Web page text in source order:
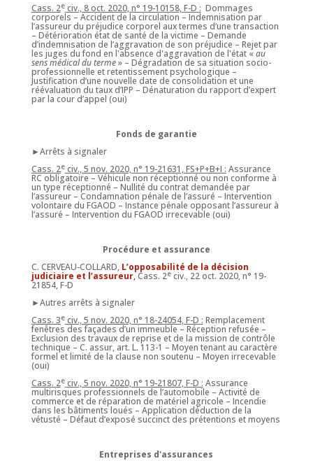
Cass. 2eciv., 8 oct. 2020, n° 19-10158, F-D : Dommages
corporels – Accident de la circulation – Indemnisation par
l’assureur du préjudice corporel aux termes d’une transaction
– Détérioration état de santé de la victime – Demande
d’indemnisation de l’aggravation de son préjudice – Rejet par
les juges du fond en l'absence d'aggravation de l'état «au
sens médical du terme» – Dégradation de sa situation socio-
professionnelle et retentissement psychologique –
Justification d’une nouvelle date de consolidation et une
réévaluation du taux d’IPP – Dénaturation du rapport d’expert
par la cour d’appel (oui)
Fonds de garantie
►Arrêts à signaler
Cass. 2eciv., 5 nov. 2020, n° 19-21631, FS+P+B+I : Assurance
RC obligatoire – Véhicule non réceptionné ou non conforme à
un type réceptionné – Nullité du contrat demandée par
l’assureur – Condamnation pénale de l’assuré – Intervention
volontaire du FGAOD – Instance pénale opposant l’assureur à
l’assuré – Intervention du FGAOD irrecevable (oui)
Procédure et assurance
C. CERVEAU-COLLARD, L’opposabilité de la décision
judiciaire et l’assureur,Cass. 2eciv., 22 oct. 2020, n° 19-
21854, F-D
►Autres arrêts à signaler
Cass. 3eciv., 5 nov. 2020, n° 18-24054, F-D : Remplacement
fenêtres des façades d’un immeuble – Réception refusée –
Exclusion des travaux de reprise et de la mission de contrôle
technique – C. assur, art. L. 113-1 – Moyen tenant au caractère
formel et limité de la clause non soutenu – Moyen irrecevable
(oui)
Cass. 2eciv., 5 nov. 2020, n° 19-21807, F-D : Assurance
multirisques professionnels de l’automobile – Activité de
commerce et de réparation de matériel agricole – Incendie
dans les bâtiments loués – Application déduction de la
vétusté – Défaut d’exposé succinct des prétentions et moyens
Entreprises d'assurances